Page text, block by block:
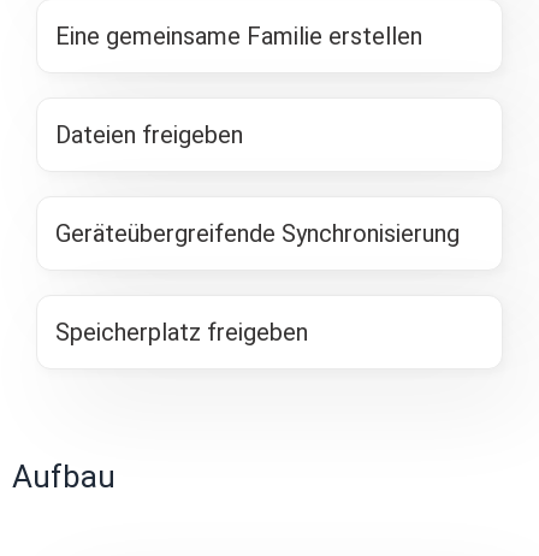
Eine gemeinsame Familie erstellen
Dateien freigeben
Geräteübergreifende Synchronisierung
Speicherplatz freigeben
Aufbau